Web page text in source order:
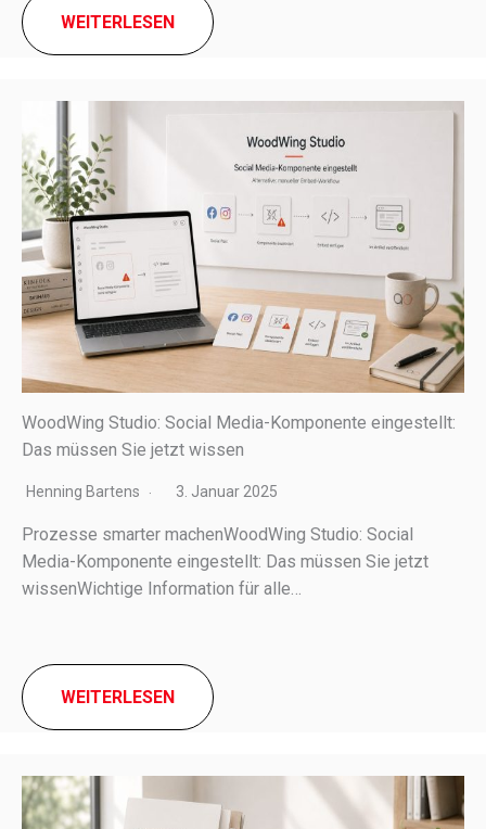
WEITERLESEN
WoodWing Studio: Social Media-Komponente eingestellt:
Das müssen Sie jetzt wissen
Henning Bartens 3. Januar 2025
Prozesse smar­ter machenWoodWing Studio: Social
Media-Komponente einge­stellt: Das müssen Sie jetzt
wissenWichtige Information für alle…
WEITERLESEN